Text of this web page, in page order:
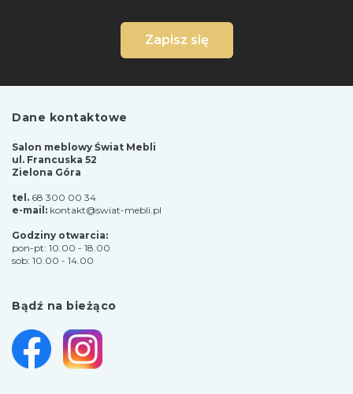
Zapisz się
Dane kontaktowe
Salon meblowy Świat Mebli
ul. Francuska 52
Zielona Góra
tel. 68 300 00 34
e-mail: kontakt@swiat-mebli.pl
Godziny otwarcia:
pon-pt: 10.00 - 18.00
sob: 10.00 - 14.00
Bądź na bieżąco